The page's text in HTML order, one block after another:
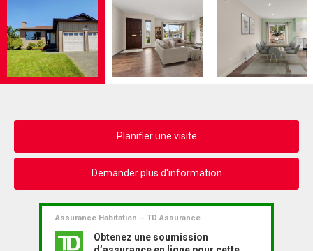
Planifier une visite
Demander plus d'information
Assurance Habitation – TD Assurance
Obtenez une soumission